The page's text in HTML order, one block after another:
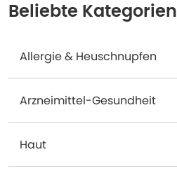
Beliebte Kategorien
Allergie & Heuschnupfen
Arzneimittel-Gesundheit
Haut